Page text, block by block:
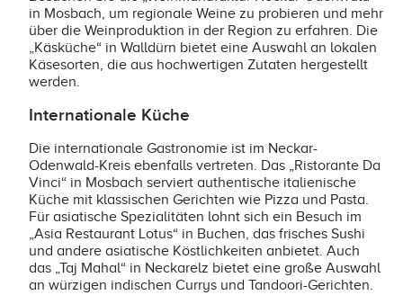
in Mosbach, um regionale Weine zu probieren und mehr
über die Weinproduktion in der Region zu erfahren. Die
„Käsküche“ in Walldürn bietet eine Auswahl an lokalen
Käsesorten, die aus hochwertigen Zutaten hergestellt
werden.
Internationale Küche
Die internationale Gastronomie ist im Neckar-
Odenwald-Kreis ebenfalls vertreten. Das „Ristorante Da
Vinci“ in Mosbach serviert authentische italienische
Küche mit klassischen Gerichten wie Pizza und Pasta.
Für asiatische Spezialitäten lohnt sich ein Besuch im
„Asia Restaurant Lotus“ in Buchen, das frisches Sushi
und andere asiatische Köstlichkeiten anbietet. Auch
das „Taj Mahal“ in Neckarelz bietet eine große Auswahl
an würzigen indischen Currys und Tandoori-Gerichten.